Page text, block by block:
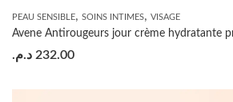
PEAU SENSIBLE, SOINS INTIMES, VISAGE
232.00 د.م.